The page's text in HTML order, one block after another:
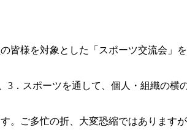
皆様を対象とした「スポーツ交流会」
．スポーツを通して、個人・組織の横
。ご多忙の折、大変恐縮ではあります